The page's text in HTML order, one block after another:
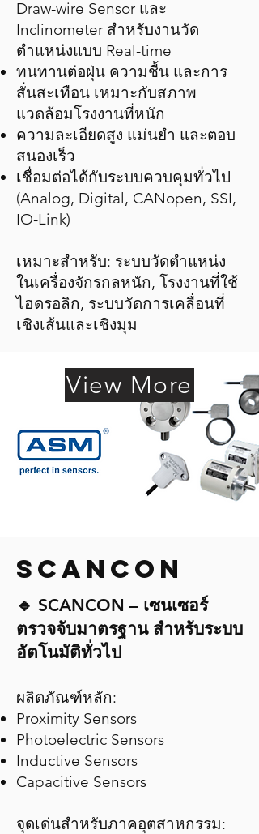
Draw-wire Sensor และ
Inclinometer สำหรับงานวัด
ตำแหน่งแบบ Real-time
ทนทานต่อฝุ่น ความชื้น และการ
สั่นสะเทือน เหมาะกับสภาพ
แวดล้อมโรงงานที่หนัก
ความละเอียดสูง แม่นยำ และตอบ
สนองเร็ว
เชื่อมต่อได้กับระบบควบคุมทั่วไป
(Analog, Digital, CANopen, SSI,
IO-Link)
เหมาะสำหรับ: ระบบวัดตำแหน่ง
ในเครื่องจักรกลหนัก, โรงงานที่ใช้
ไฮดรอลิก, ระบบวัดการเคลื่อนที่
เชิงเส้นและเชิงมุม
View More
SCANcON
🔹 SCANCON – เซนเซอร์
ตรวจจับมาตรฐาน สำหรับระบบ
อัตโนมัติทั่วไป
ผลิตภัณฑ์หลัก:
Proximity Sensors
Photoelectric Sensors
Inductive Sensors
Capacitive Sensors
จุดเด่นสำหรับภาคอุตสาหกรรม: